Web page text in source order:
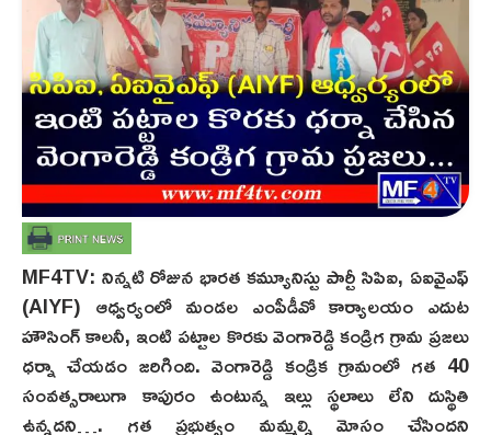
MF4TV: నిన్నటి రోజున భారత కమ్యూనిస్టు పార్టీ సిపిఐ, ఏఐవైఎఫ్
(AIYF) ఆధ్వర్యంలో మండల ఎంపీడీవో కార్యాలయం ఎదుట
హౌసింగ్ కాలనీ, ఇంటి పట్టాల కొరకు వెంగారెడ్డి కండ్రిగ గ్రామ ప్రజలు
ధర్నా చేయడం జరిగింది. వెంగారెడ్డి కండ్రిక గ్రామంలో గత 40
సంవత్సరాలుగా కాపురం ఉంటున్న ఇల్లు స్థలాలు లేని దుస్థితి
ఉన్నదని…. గత ప్రభుత్వం మమ్మల్ని మోసం చేసిందని